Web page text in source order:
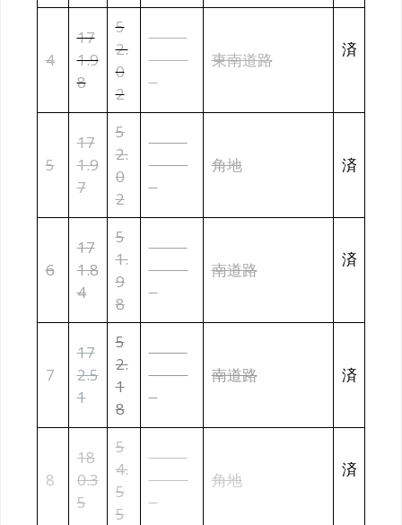
4
17
1.9
8
5
2.
0
2
¥12,4
80,00
0
東南道路
済
5
17
1.9
7
5
2.
0
2
¥11,4
40,00
0
角地 済
6
17
1.8
4
5
1.
9
8
¥13,5
40,00
0
南道路
済
7
17
2.5
1
5
2.
1
8
¥13,5
40,00
0
南道路 済
8
18
0.3
5
5
4.
5
5
¥13,0
00,00
0
角地
済